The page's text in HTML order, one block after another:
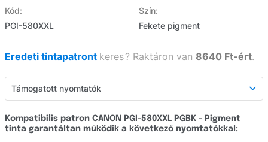
Kód:
PGI-580XXL
Szín:
Fekete pigment
Eredeti tintapatront keres? Raktáron van 8640 Ft-ért.
Támogatott nyomtatók
Részletes leírás
Kompatibilis patron CANON PGI-580XXL PGBK - Pigment
tinta garantáltan működik a következő nyomtatókkal: